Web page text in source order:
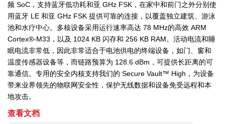
频 SoC，支持蓝牙低功耗和亚 GHz FSK，在家中和前门之外分别使
用蓝牙 LE 和亚 GHz FSK 提供可靠的连接，以覆盖独立建筑、游泳
池和水疗中心。多核设备采用运行速率高达 78 MHz的高效 ARM
Cortex®-M33，以及 1024 KB 闪存和 256 KB RAM。活动电流和睡
眠电流非常低，因此非常适合于电池供电的终端设备，如门、窗和
温度传感器设备等，而链路预算为 128.6 dBm，可提供长距离的可
靠通信。专用的安全内核支持我们的 Secure Vault™ High，为设备
带来业界领先的物联网安全性，保护无线数据和设备免受远程和本
地攻击。
查看文档